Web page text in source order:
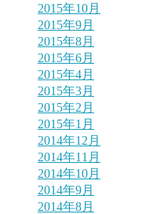
2015年10月
2015年9月
2015年8月
2015年6月
2015年4月
2015年3月
2015年2月
2015年1月
2014年12月
2014年11月
2014年10月
2014年9月
2014年8月